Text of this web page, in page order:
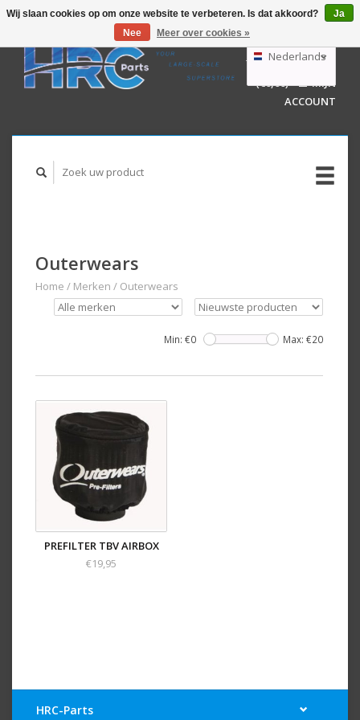
GBP
AUD
Nederlands
Deutsch
English
WINKELWAGEN
(€0,00)
MIJN
ACCOUNT
Outerwears
Home / Merken / Outerwears
Min: €0 Max: €20
PREFILTER TBV AIRBOX
€19,95
HRC-Parts
Wij slaan cookies op om onze website te verbeteren. Is dat akkoord?
Ja
Nee
Meer over cookies »